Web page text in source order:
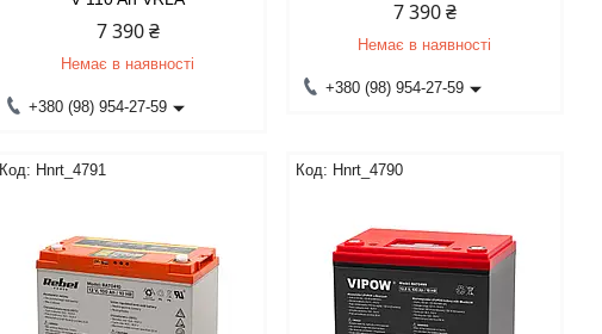
7 390 ₴
Немає в наявності
+380 (98) 954-27-59
7 390 ₴
Немає в наявності
+380 (98) 954-27-59
Hnrt_4791 Hnrt_4790